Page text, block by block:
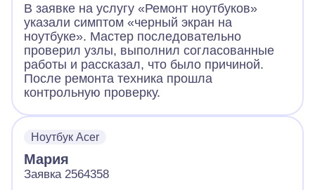
В заявке на услугу «Ремонт ноутбуков»
указали симптом «черный экран на
ноутбуке». Мастер последовательно
проверил узлы, выполнил согласованные
работы и рассказал, что было причиной.
После ремонта техника прошла
контрольную проверку.
Ноутбук Acer
Мария
Заявка 2564358